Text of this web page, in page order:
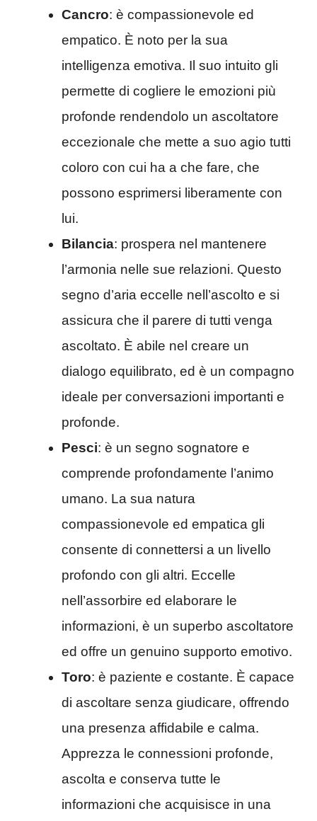
Cancro: è compassionevole ed
empatico. È noto per la sua
intelligenza emotiva. Il suo intuito gli
permette di cogliere le emozioni più
profonde rendendolo un ascoltatore
eccezionale che mette a suo agio tutti
coloro con cui ha a che fare, che
possono esprimersi liberamente con
lui.
Bilancia: prospera nel mantenere
l’armonia nelle sue relazioni. Questo
segno d’aria eccelle nell’ascolto e si
assicura che il parere di tutti venga
ascoltato. È abile nel creare un
dialogo equilibrato, ed è un compagno
ideale per conversazioni importanti e
profonde.
Pesci: è un segno sognatore e
comprende profondamente l’animo
umano. La sua natura
compassionevole ed empatica gli
consente di connettersi a un livello
profondo con gli altri. Eccelle
nell’assorbire ed elaborare le
informazioni, è un superbo ascoltatore
ed offre un genuino supporto emotivo.
Toro: è paziente e costante. È capace
di ascoltare senza giudicare, offrendo
una presenza affidabile e calma.
Apprezza le connessioni profonde,
ascolta e conserva tutte le
informazioni che acquisisce in una